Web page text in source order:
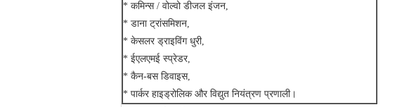
* कमिन्स / वोल्वो डीजल इंजन,
* डाना ट्रांसमिशन,
* केसलर ड्राइविंग धुरी,
* ईएलएमई स्प्रेडर,
* कैन-बस डिवाइस,
* पार्कर हाइड्रोलिक और विद्युत नियंत्रण प्रणाली।